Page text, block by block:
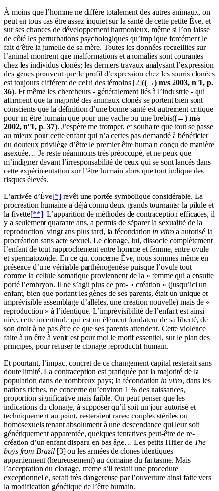
À moins que l’homme ne diffère totalement des autres animaux, on
peut en tous cas être assez inquiet sur la santé de cette petite Ève, et
sur ses chances de développement harmonieux, même si l’on laisse
de côté les perturbations psychologiques qu’implique forcément le
fait d’être la jumelle de sa mère. Toutes les données recueillies sur
l’animal montrent que malformations et anomalies sont courantes
chez les individus clonés; les derniers travaux analysant l’expression
des gènes prouvent que le profil d’expression chez les souris clonées
est toujours différent de celui des témoins [2]((→) m/s 2003, n°1, p.
36). Et même les chercheurs - généralement liés à l’industrie - qui
affirment que la majorité des animaux clonés se portent bien sont
conscients que la définition d’une bonne santé est autrement critique
pour un être humain que pour une vache ou une brebis((→) m/s
2002, n°1, p. 37). J’espère me tromper, et souhaite que tout se passe
au mieux pour cette enfant qui n’a certes pas demandé à bénéficier
du douteux privilège d’être le premier être humain conçu de manière
asexuée… Je reste néanmoins très préoccupé, et ne peux que
m’indigner devant l’irresponsabilité de ceux qui se sont lancés dans
cette expérimentation sur l’être humain alors que tout indique des
risques élevés.
L’arrivée d’Ève[*] revêt une portée symbolique considérable. La
procréation humaine a déjà connu deux grands tournants: la pilule et
la fivette[**]. L’apparition de méthodes de contraception efficaces, il
y a seulement quarante ans, a permis de séparer la sexualité de la
reproduction; vingt ans plus tard, la fécondation in vitro a autorisé la
procréation sans acte sexuel. Le clonage, lui, dissocie complètement
l’enfant de tout rapprochement entre homme et femme, entre ovule
et spermatozoïde. En ce qui concerne Ève, nous sommes même en
présence d’une véritable parthénogenèse puisque l’ovule tout
comme la cellule somatique proviennent de la « femme qui a ensuite
porté l’embryon. Il ne s’agit plus de pro- « création » (jusqu’ici un
enfant, bien que portant les gènes de ses parents, était un unique et
imprévisible assemblage d’allèles, une création nouvelle) mais de «
reproduction » à l’identique. L’imprévisibilité de l’enfant est ainsi
niée, cette incertitude qui est un élément fondateur de sa liberté, de
son droit à ne pas être ce que ses parents attendent. Cette violence
faite à un être à venir est pour moi le motif essentiel, sur le plan des
principes, pour refuser le clonage reproductif humain.
Et pourtant, l’impact concret de ce changement capital resterait sans
doute limité. La contraception est pratiquée par la majorité de la
population dans de nombreux pays; la fécondation in vitro, dans les
nations riches, ne concerne qu’environ 1 % des naissances,
proportion significative mais faible. On peut penser que les
indications du clonage, à supposer qu’il soit un jour autorisé et
techniquement au point, resteraient rares: couples stériles ou
homosexuels tenant absolument à une descendance qui leur soit
génétiquement apparentée, quelques tentatives peut-être de re-
création d’un enfant disparu en bas âge… Les petits Hitler de The
boys from Brazil [3] ou les armées de clones identiques
appartiennent (heureusement) au domaine du fantasme. Mais
l’acceptation du clonage, même s’il restait une procédure
exceptionnelle, serait très dangereuse par l’ouverture ainsi faite vers
la modification génétique de l’être humain.